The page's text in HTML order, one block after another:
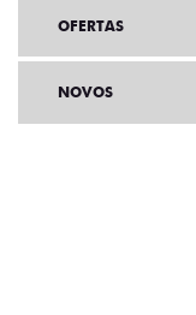
OFERTAS
NOVOS